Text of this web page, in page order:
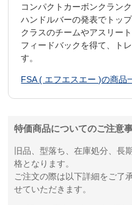
コンパクトカーボンクラン
ハンドルバーの発表でトッ
クラスのチームやアスリー
フィードバックを得て、ト
す。
FSA ( エフエスエー )の商品
特価商品についてのご注意
旧品、型落ち、在庫処分、長
格となります。
ご注文の際は以下詳細をご了
せていただきます。